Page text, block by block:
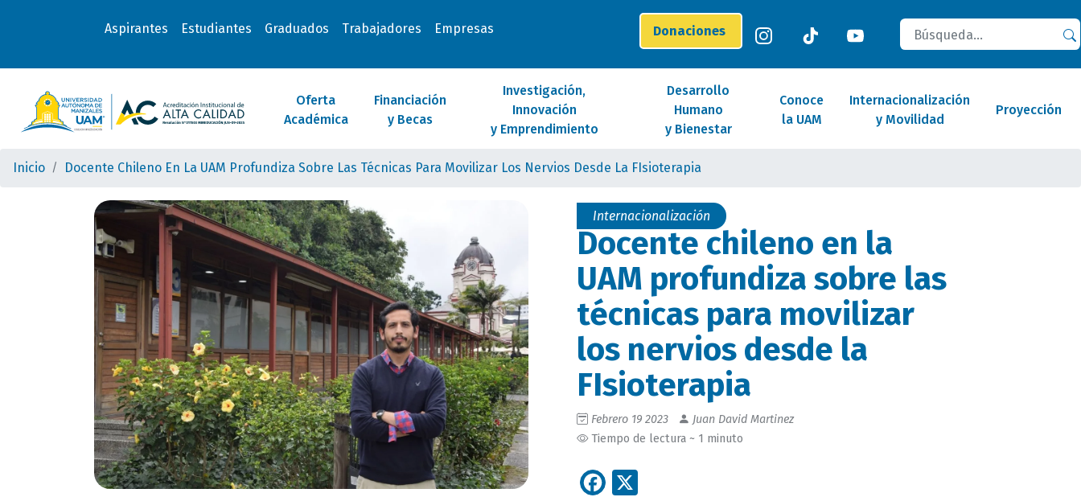
Aspirantes Estudiantes Graduados Trabajadores Empresas Donaciones
Buscar
Oferta
Académica
Financiación
y Becas
Investigación,
Innovación
y Emprendimiento
Desarrollo
Humano
y Bienestar
Conoce
la UAM
Internacionalización
y Movilidad
Proyección
Inicio Docente Chileno En La UAM Profundiza Sobre Las Técnicas Para Movilizar Los Nervios Desde La FIsioterapia
Internacionalización
Docente chileno en la
UAM profundiza sobre las
técnicas para movilizar
los nervios desde la
FIsioterapia
Febrero 19 2023
Juan David Martinez
Tiempo de lectura ~ 1 minuto
Facebook